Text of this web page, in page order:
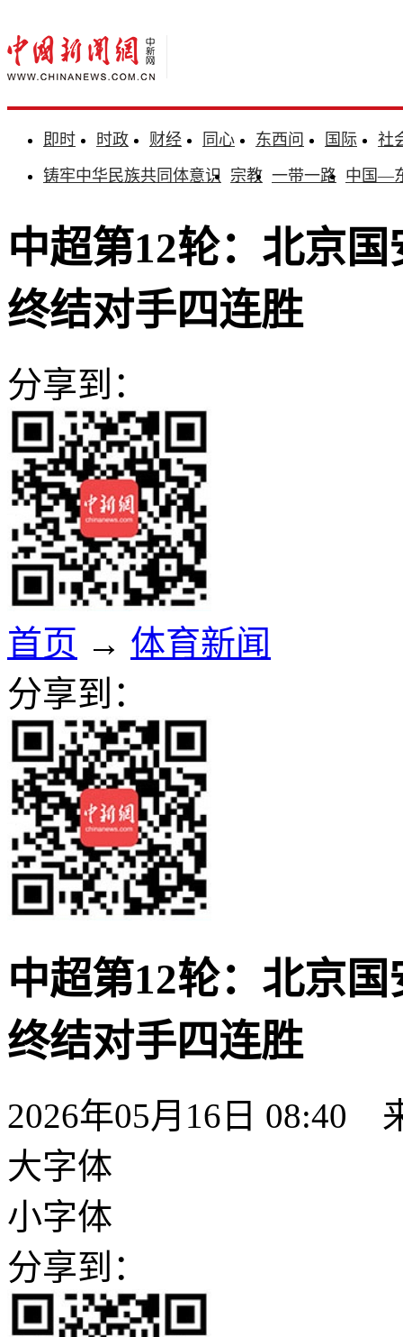
即时 时政 财经 同心 东西问 国际
社
铸牢中华民族共同体意识 宗教 一带一路 中国—
中超第12轮：北京
终结对手四连胜
分享到：
首页 → 体育新闻
分享到：
中超第12轮：北京
终结对手四连胜
2026年05月16日 08:40
大字体
小字体
分享到：